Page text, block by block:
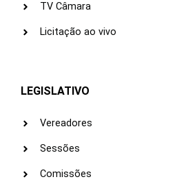
TV Câmara
Licitação ao vivo
LEGISLATIVO
Vereadores
Sessões
Comissões